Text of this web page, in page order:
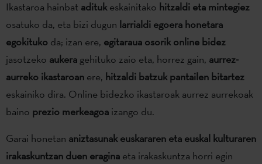
Ikastaroa hainbat aditukeskainitako hitzaldi eta mintegiez
osatuko da, eta bizi dugun larrialdi egoera honetara
egokituko da; izan ere, egitaraua osorik online bidez
jasotzeko aukera gehituko zaio eta, horrez gain, aurrez-
aurreko ikastaroan ere, hitzaldi batzuk pantailen bitartez
eskainiko dira. Online bidezko ikastaroak aurrez aurrekoak
baino prezio merkeagoa izango du.
Garai honetan aniztasunak euskararen eta euskal kulturaren
irakaskuntzan duen eragina eta irakaskuntza horri egin